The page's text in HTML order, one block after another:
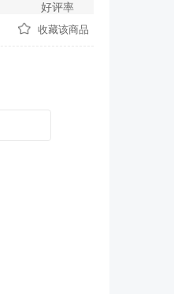
好评率
收藏该商品